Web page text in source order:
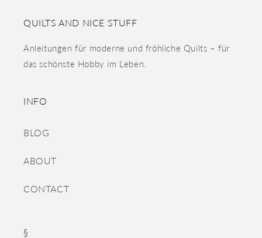
QUILTS AND NICE STUFF
Anleitungen für moderne und fröhliche Quilts – für
das schönste Hobby im Leben.
INFO
BLOG
ABOUT
CONTACT
§